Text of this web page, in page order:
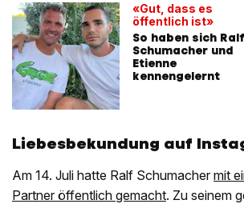
«Gut, dass es
öffentlich ist»
So haben sich Ralf
Schumacher und
Etienne
kennengelernt
Liebesbekundung auf
Am 14. Juli hatte Ralf Schumacher mit
Partner öffentlich gemacht. Zu seinem